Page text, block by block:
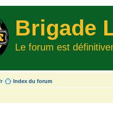
Brigade
Le forum est
Index du forum